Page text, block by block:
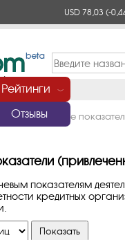
USD 78,03(-
Рейтинги ﹀
Отзывы
/Финансовые
показателям
кредитных